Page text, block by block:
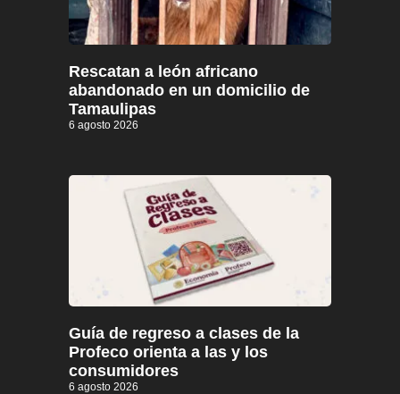
Rescatan a león africano
abandonado en un domicilio de
Tamaulipas
6 agosto 2026
Guía de regreso a clases de la
Profeco orienta a las y los
consumidores
6 agosto 2026